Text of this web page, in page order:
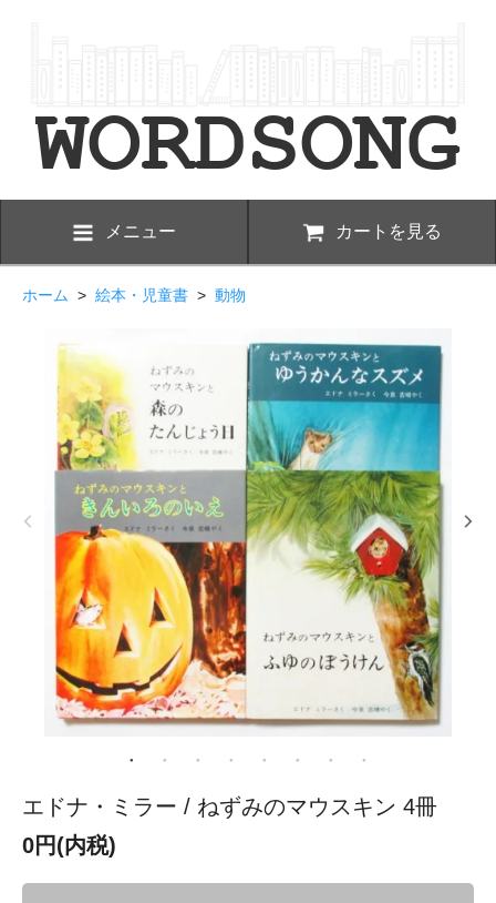
メニュー カートを見る
ホーム > 絵本・児童書 > 動物
エドナ・ミラー / ねずみのマウスキン 4冊
0円(内税)